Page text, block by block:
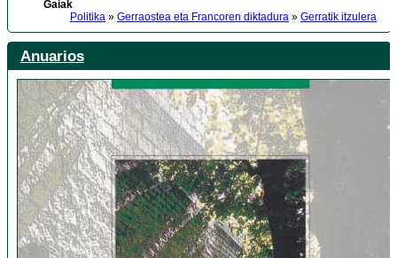
Gaiak
Politika » Gerraostea eta Francoren diktadura » Gerratik itzulera
Anuarios